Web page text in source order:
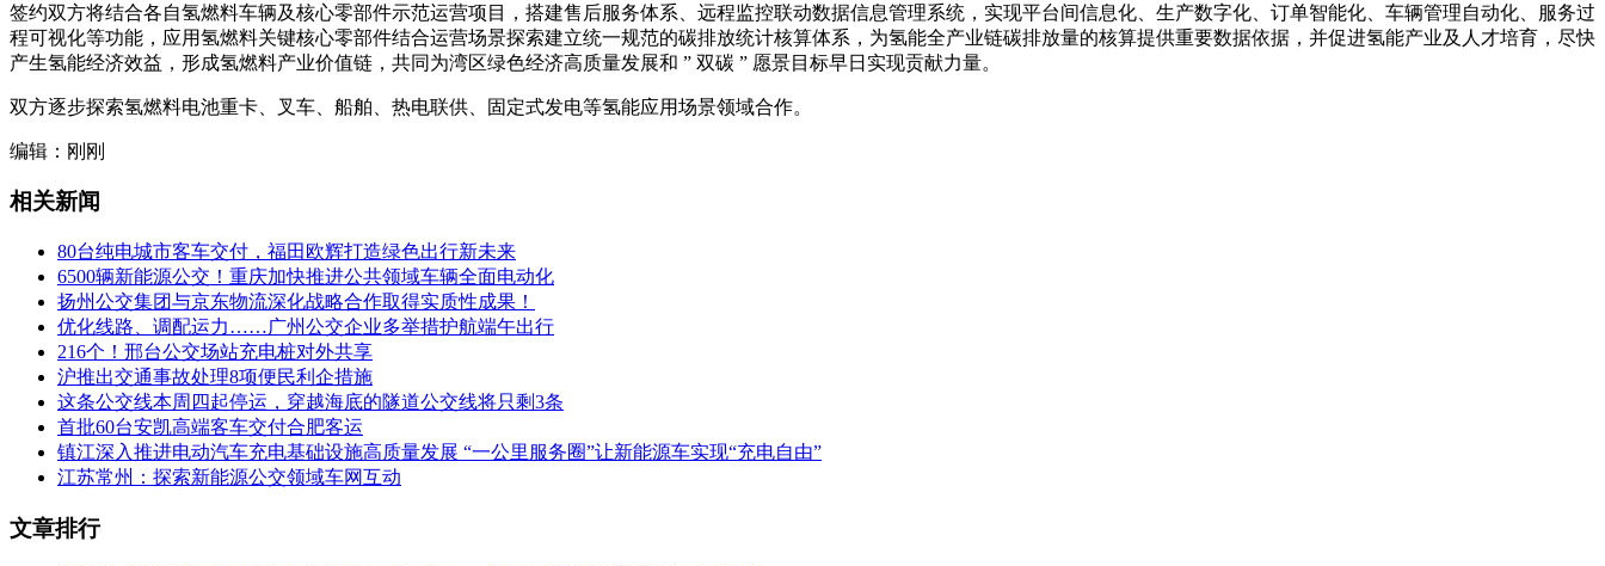
签约双方将结合各自氢燃料车辆及核心零部件示范运营项目，搭建售后服务体系、远程监控联动数据信息管理系统，实现平台间信息化、生产数字化、订单智能化、车辆管理自动化、服务过
程可视化等功能，应用氢燃料关键核心零部件结合运营场景探索建立统一规范的碳排放统计核算体系，为氢能全产业链碳排放量的核算提供重要数据依据，并促进氢能产业及人才培育，尽快
产生氢能经济效益，形成氢燃料产业价值链，共同为湾区绿色经济高质量发展和 ” 双碳 ” 愿景目标早日实现贡献力量。
双方逐步探索氢燃料电池重卡、叉车、船舶、热电联供、固定式发电等氢能应用场景领域合作。
编辑：刚刚
相关新闻
80台纯电城市客车交付，福田欧辉打造绿色出行新未来
6500辆新能源公交！重庆加快推进公共领域车辆全面电动化
扬州公交集团与京东物流深化战略合作取得实质性成果！
优化线路、调配运力……广州公交企业多举措护航端午出行
216个！邢台公交场站充电桩对外共享
沪推出交通事故处理8项便民利企措施
这条公交线本周四起停运，穿越海底的隧道公交线将只剩3条
首批60台安凯高端客车交付合肥客运
镇江深入推进电动汽车充电基础设施高质量发展 “一公里服务圈”让新能源车实现“充电自由”
江苏常州：探索新能源公交领域车网互动
文章排行